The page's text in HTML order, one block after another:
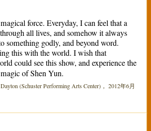
force. Everyday, I can feel that a
all lives, and somehow it always
something godly, and beyond word.
this with the world. I wish that
could see this show, and experience the
of Shen Yun.
(Schuster Performing Arts Center)， 2012年6月